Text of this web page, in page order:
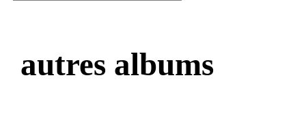
autres albums